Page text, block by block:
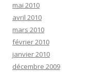
mai 2010
avril 2010
mars 2010
février 2010
janvier 2010
décembre 2009